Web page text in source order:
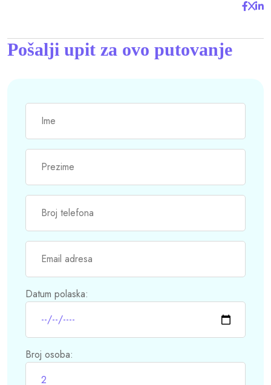
Pošalji upit za ovo putovanje
Datum polaska:
Broj osoba: